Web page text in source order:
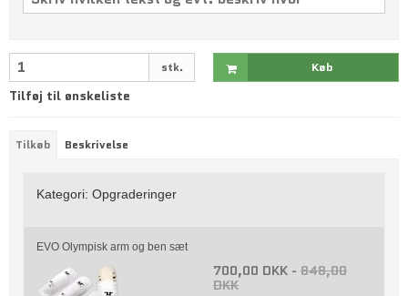
stk. Køb
Tilføj til ønskeliste
Tilkøb Beskrivelse
Kategori: Opgraderinger
EVO Olympisk arm og ben sæt
700,00 DKK - 848,00
DKK